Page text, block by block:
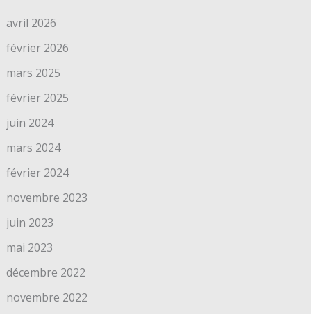
avril 2026
février 2026
mars 2025
février 2025
juin 2024
mars 2024
février 2024
novembre 2023
juin 2023
mai 2023
décembre 2022
novembre 2022